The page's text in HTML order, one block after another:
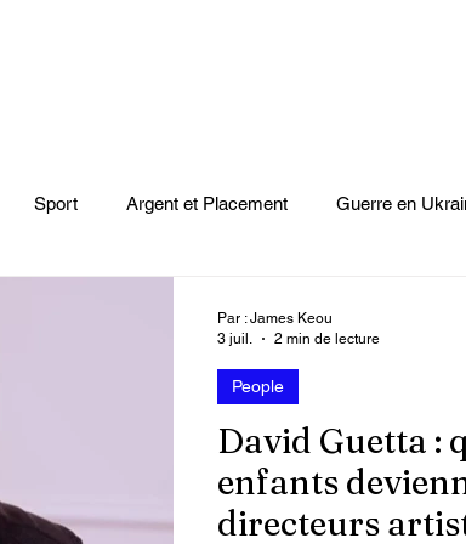
Sport Argent et Placement Guerre en
Coupe du monde Rugby
Vidéos Le Monde des
David Guetta :
enfants
directeurs
People
Par : James Keou
3 juil.
2 min de lecture